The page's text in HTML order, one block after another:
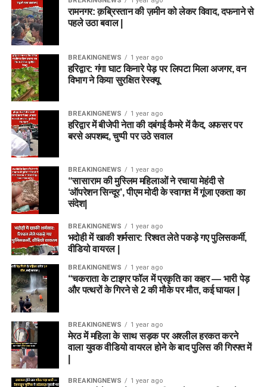
रामनगर: क़ब्रिस्तान की ज़मीन को लेकर विवाद, दफनाने से
पहले उठा बवाल |
BREAKINGNEWS 1 year ago
हरिद्वार: गंगा घाट किनारे पेड़ पर लिपटा मिला अजगर, वन
विभाग ने किया सुरक्षित रेस्क्यू
BREAKINGNEWS 1 year ago
हरिद्वार में बीजेपी नेता की दबंगई कैमरे में कैद, अफसर पर
बरसे अपशब्द, चुप्पी पर उठे सवाल
BREAKINGNEWS 1 year ago
“सासाराम की मुस्लिम महिलाओं ने रचाया मेहंदी से
‘ऑपरेशन सिन्दूर’, पीएम मोदी के स्वागत में गूंजा एकता का
संदेश|
BREAKINGNEWS 1 year ago
भदोही में खाकी शर्मसार: रिश्वत लेते पकड़े गए पुलिसकर्मी,
वीडियो वायरल |
BREAKINGNEWS 1 year ago
“चकराता के टाइगर फॉल में प्रकृति का कहर — भारी पेड़
और पत्थरों के गिरने से 2 की मौके पर मौत, कई घायल |
BREAKINGNEWS 1 year ago
मेरठ में महिला के साथ सड़क पर अश्लील हरकत करने
वाला युवक वीडियो वायरल होने के बाद पुलिस की गिरफ्त में
BREAKINGNEWS 1 year ago